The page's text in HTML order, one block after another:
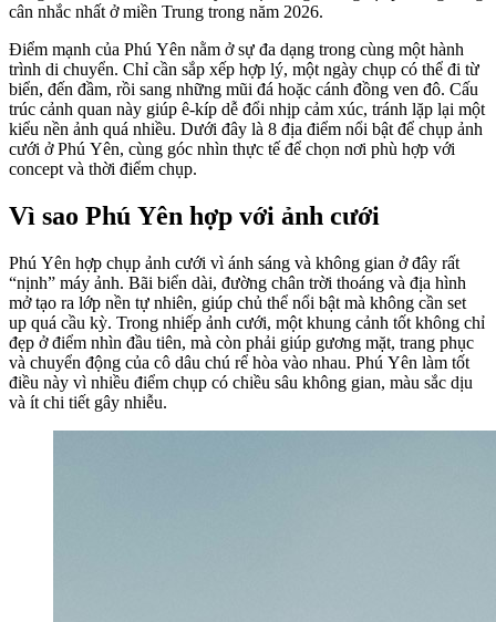
cân nhắc nhất ở miền Trung trong năm 2026.
Điểm mạnh của Phú Yên nằm ở sự đa dạng trong cùng một hành
trình di chuyển. Chỉ cần sắp xếp hợp lý, một ngày chụp có thể đi từ
biển, đến đầm, rồi sang những mũi đá hoặc cánh đồng ven đô. Cấu
trúc cảnh quan này giúp ê-kíp dễ đổi nhịp cảm xúc, tránh lặp lại một
kiểu nền ảnh quá nhiều. Dưới đây là 8 địa điểm nổi bật để chụp ảnh
cưới ở Phú Yên, cùng góc nhìn thực tế để chọn nơi phù hợp với
concept và thời điểm chụp.
Vì sao Phú Yên hợp với ảnh cưới
Phú Yên hợp chụp ảnh cưới vì ánh sáng và không gian ở đây rất
“nịnh” máy ảnh. Bãi biển dài, đường chân trời thoáng và địa hình
mở tạo ra lớp nền tự nhiên, giúp chủ thể nổi bật mà không cần set
up quá cầu kỳ. Trong nhiếp ảnh cưới, một khung cảnh tốt không chỉ
đẹp ở điểm nhìn đầu tiên, mà còn phải giúp gương mặt, trang phục
và chuyển động của cô dâu chú rể hòa vào nhau. Phú Yên làm tốt
điều này vì nhiều điểm chụp có chiều sâu không gian, màu sắc dịu
và ít chi tiết gây nhiễu.